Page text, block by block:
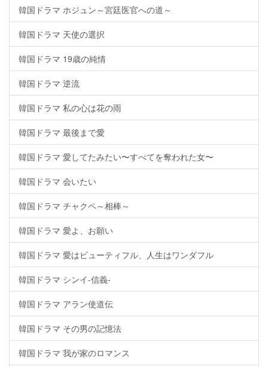
韓国ドラマ ホジュン～宮廷医官への道～
韓国ドラマ 天使の選択
韓国ドラマ 19歳の純情
韓国ドラマ 逆流
韓国ドラマ 私の心は花の雨
韓国ドラマ 最後まで愛
韓国ドラマ 愛してたみたい〜すべてを奪われた女〜
韓国ドラマ 会いたい
韓国ドラマ チャクペ～相棒～
韓国ドラマ 愛よ、お願い
韓国ドラマ 愛はビューティフル、人生はワンダフル
韓国ドラマ シンイ-信義-
韓国ドラマ アラン使道伝
韓国ドラマ その男の記憶法
韓国ドラマ 我が家のロマンス